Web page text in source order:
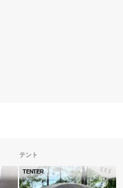
テント
TENTER